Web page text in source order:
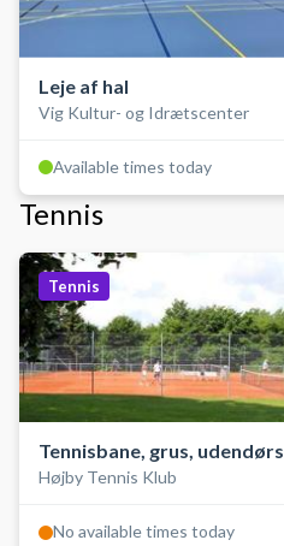
Leje af hal
Vig Kultur- og Idrætscenter
Available times today
Tennis
Tennis
Tennisbane, grus, udendørs
Højby Tennis Klub
No available times today